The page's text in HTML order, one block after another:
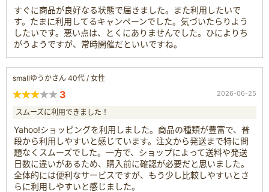
すぐに商品が良好なる状態で届きました。また利用したいで
す。たまに利用してるキャンペーンでした。気づいたらりよう
したいです。悪い点は、とくにありませんでした。ひによりち
がうようですが、常時開催だといいですね。
smallゆうかさん 40代 / 女性
3 2026-06-25
スムーズに利用できました！
Yahoo!ショッピングを利用しました。商品の種類が豊富で、普
段から利用しやすいと感じています。注文から発送まで特に問
題なくスムーズでした。一方で、ショップによって送料や発送
日数に違いがあるため、購入前に確認が必要だと思いました。
全体的には便利なサービスですが、もう少し比較しやすいとさ
らに利用しやすいと感じました。